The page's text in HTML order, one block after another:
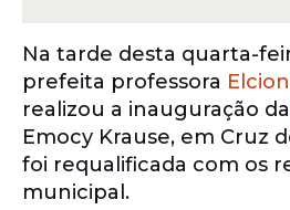
Na tarde desta quarta-
prefeita professora
realizou a inauguração da
Emocy Krause, em Cruz
foi requalificada com os
municipal.